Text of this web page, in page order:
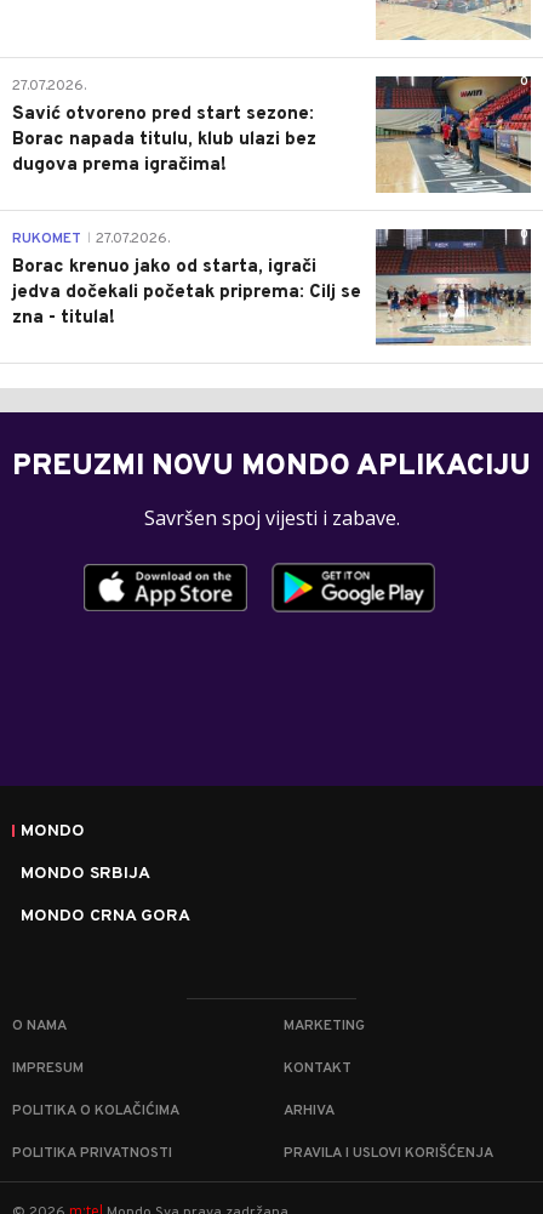
0
27.07.2026.
Savić otvoreno pred start sezone:
Borac napada titulu, klub ulazi bez
dugova prema igračima!
0
RUKOMET 27.07.2026.
Borac krenuo jako od starta, igrači
jedva dočekali početak priprema: Cilj se
zna - titula!
PREUZMI NOVU MONDO APLIKACIJU
Savršen spoj vijesti i zabave.
MONDO
MONDO SRBIJA
MONDO CRNA GORA
O NAMA MARKETING
IMPRESUM KONTAKT
POLITIKA O KOLAČIĆIMA ARHIVA
POLITIKA PRIVATNOSTI PRAVILA I USLOVI KORIŠĆENJA